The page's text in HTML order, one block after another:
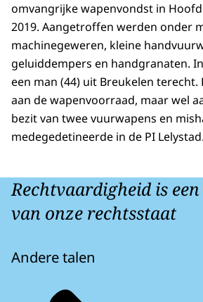
omvangrijke wapenvondst in
2019. Aangetroffen werden onder
machinegeweren, kleine
geluiddempers en handgranaten.
een man (44) uit Breukelen
aan de wapenvoorraad, maar wel
bezit van twee vuurwapens en
medegedetineerde in de PI Lelystad.
Rechtvaardigheid is
van onze rechtsstaat
Andere talen